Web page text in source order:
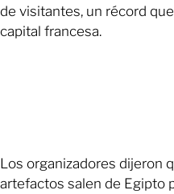
de visitantes, un récord
capital francesa.
Los organizadores dijeron
artefactos salen de Egipto